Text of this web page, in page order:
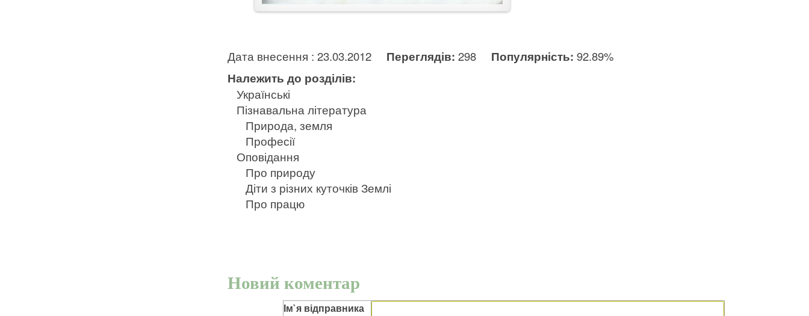
Дата внесення : 23.03.2012 Переглядів: 298 Популярність: 92.89%
Належить до розділів:
Українські
Пізнавальна література
Природа, земля
Професії
Оповідання
Про природу
Діти з різних куточків Землі
Про працю
Новий коментар
Ім`я відправника